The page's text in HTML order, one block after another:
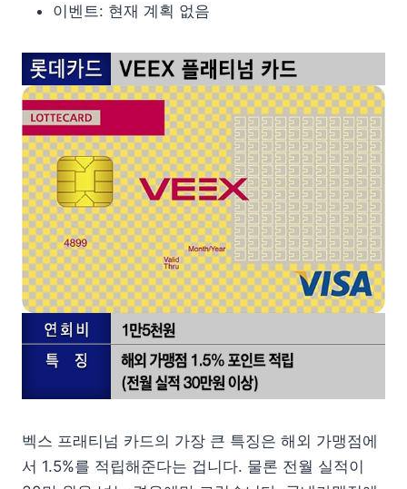
이벤트: 현재 계획 없음
벡스 프래티넘 카드의 가장 큰 특징은 해외 가맹점에
서 1.5%를 적립해준다는 겁니다. 물론 전월 실적이